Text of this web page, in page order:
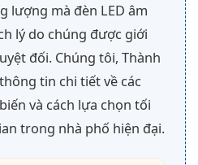
lượng mà đèn LED âm
lý do chúng được giới
đối. Chúng tôi, Thành
tin chi tiết về các
và cách lựa chọn tối
trong nhà phố hiện đại.